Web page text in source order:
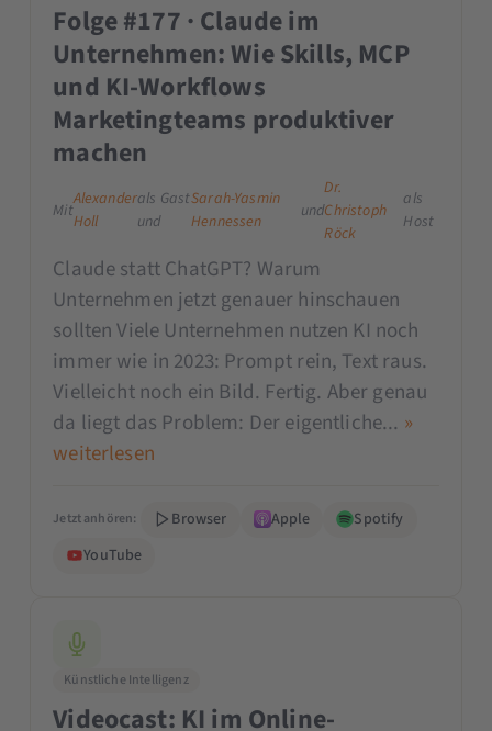
Folge #177 · Claude im
Unternehmen: Wie Skills, MCP
und KI-Workflows
Marketingteams produktiver
machen
Mit
Alexander
Holl
als Gast
und
Sarah-Yasmin
Hennessen
und
Dr.
Christoph
Röck
als
Host
Claude statt ChatGPT? Warum
Unternehmen jetzt genauer hinschauen
sollten Viele Unternehmen nutzen KI noch
immer wie in 2023: Prompt rein, Text raus.
Vielleicht noch ein Bild. Fertig. Aber genau
da liegt das Problem: Der eigentliche... »
weiterlesen
Jetzt anhören: Browser Apple
Spotify
YouTube
Künstliche Intelligenz
Videocast: KI im Online-